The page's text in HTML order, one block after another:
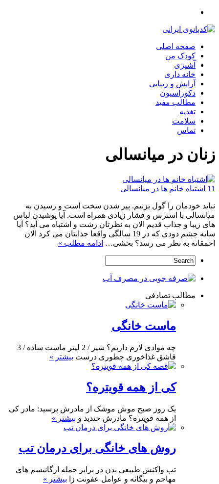
صفحه اصلی
کودک من
آشپزی
خانه داری
آرایش و زیبایی
دکوراسیون
مطالب مفید
تغذیه
سلامت
تماس
زنان در میانسالی
11 اشتباه خانم ها در میانسالی
نباید خودمان را گول بزنیم. پیر شدن سخت است و رسیدن به
میانسالی با استرس و فشار زیادی همراه است. آیا پوشیدن لباس
های زیبا و جذاب قدیم الان به نظرتان زشت و اشتباه می آید؟ آیا
سایه چشم دودی که در 19 سالگی واقعا جذابتان می کرد الان
احمقانه به نظر می رسد؟ بخشی… ادامه مطلب »
مطالب تصادفی
ماست خانگی
چه موادی لازم داریم؟ شیر / 2 لیتر ماست ساده / 3
قاشق غذاخوری چطوری درست بیشتر »
کی از همه قویتره؟
یک روز صبح موش موشک از مادرش پرسید: مادر کی
از همه قویتره؟ مادرش خندید و بیشتر »
روش های خانگی برای درمان تب
تب واکنش طبیعی بدن در برابر حمله ارگانیسم های
مهاجم و بیگانه و عوامل عفونت زا بیشتر »